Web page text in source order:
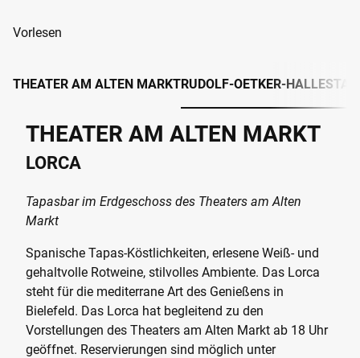
Vorlesen
THEATER AM ALTEN MARKTRUDOLF-OETKER-HALLE
THEATER AM ALTEN MARKT
LORCA
Tapasbar im Erdgeschoss des Theaters am Alten
Markt
Spanische Tapas-Köstlichkeiten, erlesene Weiß- und
gehaltvolle Rotweine, stilvolles Ambiente. Das Lorca
steht für die mediterrane Art des Genießens in
Bielefeld. Das Lorca hat begleitend zu den
Vorstellungen des Theaters am Alten Markt ab 18 Uhr
geöffnet. Reservierungen sind möglich unter